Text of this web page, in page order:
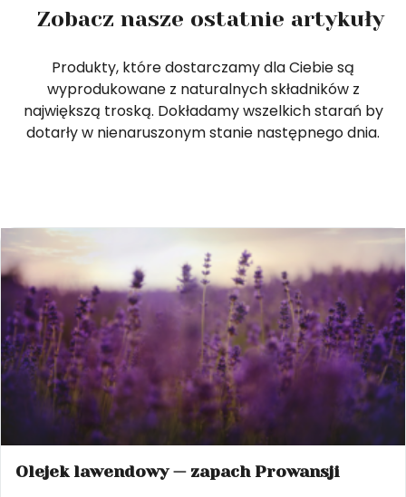
Zobacz nasze ostatnie artykuły
Produkty, które dostarczamy dla Ciebie są
wyprodukowane z naturalnych składników z
największą troską. Dokładamy wszelkich starań by
dotarły w nienaruszonym stanie następnego dnia.
Olejek lawendowy — zapach Prowansji